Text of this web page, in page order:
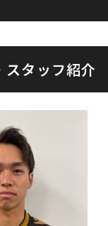
スタッフ紹介